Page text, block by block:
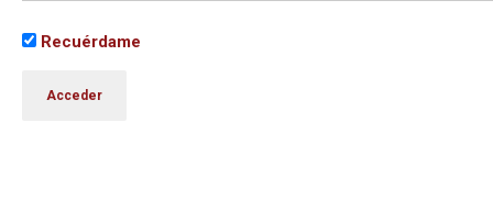
Recuérdame